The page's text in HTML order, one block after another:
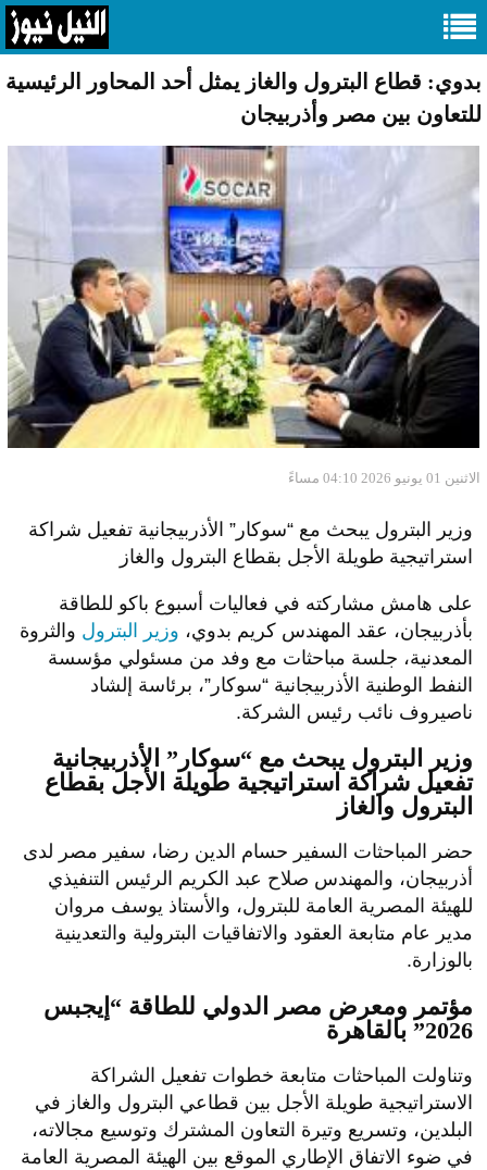
بدوي: قطاع البترول والغاز يمثل أحد المحاور الرئيسية
للتعاون بين مصر وأذربيجان
الاثنين 01 يونيو 2026 04:10 مساءً
وزير البترول يبحث مع “سوكار” الأذربيجانية تفعيل شراكة
استراتيجية طويلة الأجل بقطاع البترول والغاز
على هامش مشاركته في فعاليات أسبوع باكو للطاقة
بأذربيجان، عقد المهندس كريم بدوي، وزير البترول والثروة
المعدنية، جلسة مباحثات مع وفد من مسئولي مؤسسة
النفط الوطنية الأذربيجانية “سوكار”، برئاسة إلشاد
ناصيروف نائب رئيس الشركة.
وزير البترول يبحث مع “سوكار” الأذربيجانية
تفعيل شراكة استراتيجية طويلة الأجل بقطاع
البترول والغاز
حضر المباحثات السفير حسام الدين رضا، سفير مصر لدى
أذربيجان، والمهندس صلاح عبد الكريم الرئيس التنفيذي
للهيئة المصرية العامة للبترول، والأستاذ يوسف مروان
مدير عام متابعة العقود والاتفاقيات البترولية والتعدينية
بالوزارة.
مؤتمر ومعرض مصر الدولي للطاقة “إيجبس
2026” بالقاهرة
وتناولت المباحثات متابعة خطوات تفعيل الشراكة
الاستراتيجية طويلة الأجل بين قطاعي البترول والغاز في
البلدين، وتسريع وتيرة التعاون المشترك وتوسيع مجالاته،
في ضوء الاتفاق الإطاري الموقع بين الهيئة المصرية العامة